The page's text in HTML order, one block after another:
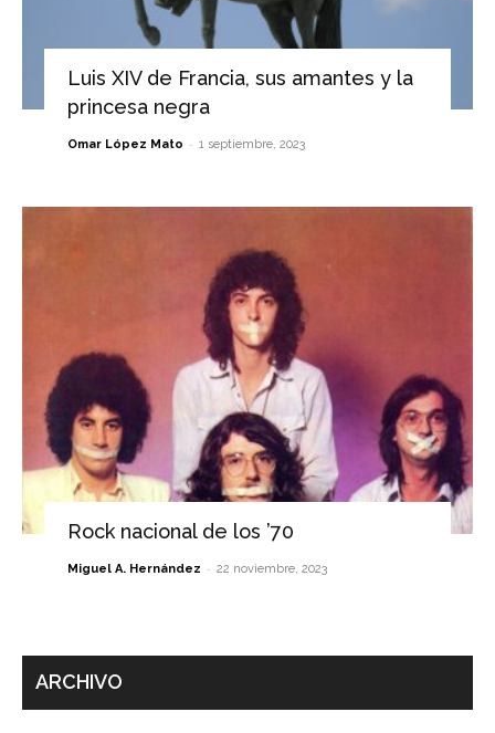
Luis XIV de Francia, sus amantes y la
princesa negra
Omar López Mato - 1 septiembre, 2023
Rock nacional de los ’70
Miguel A. Hernández - 22 noviembre, 2023
ARCHIVO